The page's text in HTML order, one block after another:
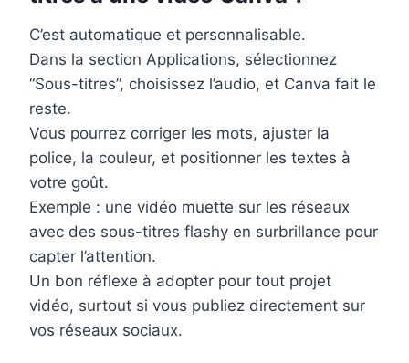
C’est automatique et personnalisable.
Dans la section Applications, sélectionnez
“Sous-titres”, choisissez l’audio, et Canva fait le
reste.
Vous pourrez corriger les mots, ajuster la
police, la couleur, et positionner les textes à
votre goût.
Exemple : une vidéo muette sur les réseaux
avec des sous-titres flashy en surbrillance pour
capter l’attention.
Un bon réflexe à adopter pour tout projet
vidéo, surtout si vous publiez directement sur
vos réseaux sociaux.